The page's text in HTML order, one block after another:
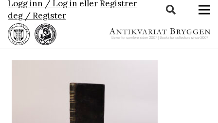
Logg inn / Log in ellerRegistrer
deg / Register